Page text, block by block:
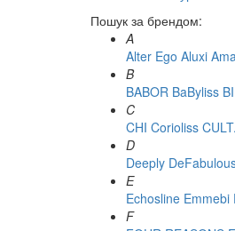
Пошук за брендом:
A
Alter Ego Aluxi
B
BABOR BaByliss
C
CHI Corioliss
D
Deeply
E
Echosline Emmebi
F